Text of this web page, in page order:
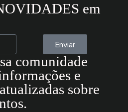
em
Enviar
comunidade
e
sobre